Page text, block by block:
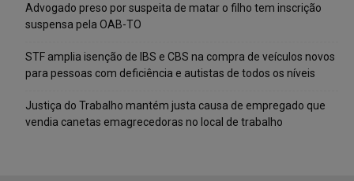
Advogado preso por suspeita de matar o filho tem inscrição
suspensa pela OAB-TO
STF amplia isenção de IBS e CBS na compra de veículos novos
para pessoas com deficiência e autistas de todos os níveis
Justiça do Trabalho mantém justa causa de empregado que
vendia canetas emagrecedoras no local de trabalho